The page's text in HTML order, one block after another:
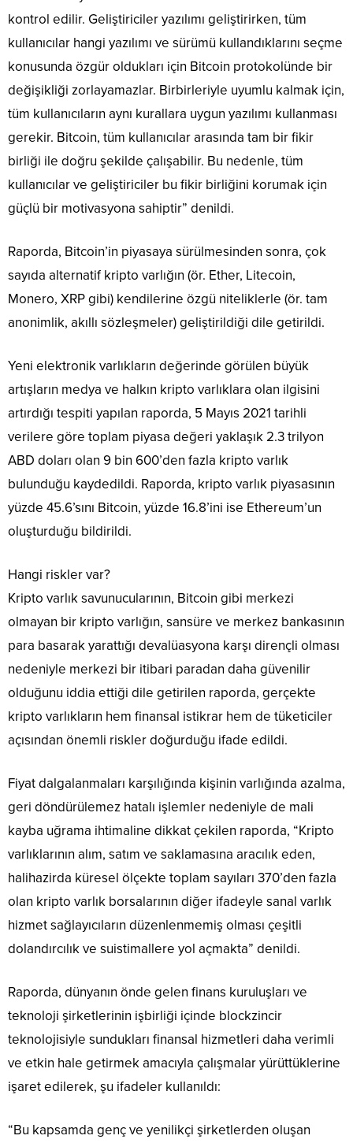
kontrol edilir. Geliştiriciler yazılımı geliştirirken, tüm
kullanıcılar hangi yazılımı ve sürümü kullandıklarını seçme
konusunda özgür oldukları için Bitcoin protokolünde bir
değişikliği zorlayamazlar. Birbirleriyle uyumlu kalmak için,
tüm kullanıcıların aynı kurallara uygun yazılımı kullanması
gerekir. Bitcoin, tüm kullanıcılar arasında tam bir fikir
birliği ile doğru şekilde çalışabilir. Bu nedenle, tüm
kullanıcılar ve geliştiriciler bu fikir birliğini korumak için
güçlü bir motivasyona sahiptir” denildi.
Raporda, Bitcoin’in piyasaya sürülmesinden sonra, çok
sayıda alternatif kripto varlığın (ör. Ether, Litecoin,
Monero, XRP gibi) kendilerine özgü niteliklerle (ör. tam
anonimlik, akıllı sözleşmeler) geliştirildiği dile getirildi.
Yeni elektronik varlıkların değerinde görülen büyük
artışların medya ve halkın kripto varlıklara olan ilgisini
artırdığı tespiti yapılan raporda, 5 Mayıs 2021 tarihli
verilere göre toplam piyasa değeri yaklaşık 2.3 trilyon
ABD doları olan 9 bin 600’den fazla kripto varlık
bulunduğu kaydedildi. Raporda, kripto varlık piyasasının
yüzde 45.6’sını Bitcoin, yüzde 16.8’ini ise Ethereum’un
oluşturduğu bildirildi.
Hangi riskler var?
Kripto varlık savunucularının, Bitcoin gibi merkezi
olmayan bir kripto varlığın, sansüre ve merkez bankasının
para basarak yarattığı devalüasyona karşı dirençli olması
nedeniyle merkezi bir itibari paradan daha güvenilir
olduğunu iddia ettiği dile getirilen raporda, gerçekte
kripto varlıkların hem finansal istikrar hem de tüketiciler
açısından önemli riskler doğurduğu ifade edildi.
Fiyat dalgalanmaları karşılığında kişinin varlığında azalma,
geri döndürülemez hatalı işlemler nedeniyle de mali
kayba uğrama ihtimaline dikkat çekilen raporda, “Kripto
varlıklarının alım, satım ve saklamasına aracılık eden,
halihazirda küresel ölçekte toplam sayıları 370’den fazla
olan kripto varlık borsalarının diğer ifadeyle sanal varlık
hizmet sağlayıcıların düzenlenmemiş olması çeşitli
dolandırcılık ve suistimallere yol açmakta” denildi.
Raporda, dünyanın önde gelen finans kuruluşları ve
teknoloji şirketlerinin işbirliği içinde blockzincir
teknolojisiyle sundukları finansal hizmetleri daha verimli
ve etkin hale getirmek amacıyla çalışmalar yürüttüklerine
işaret edilerek, şu ifadeler kullanıldı:
“Bu kapsamda genç ve yenilikçi şirketlerden oluşan